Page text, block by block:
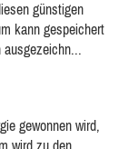
günstigen
kann gespeichert
ausgezeichn...
gewonnen wird,